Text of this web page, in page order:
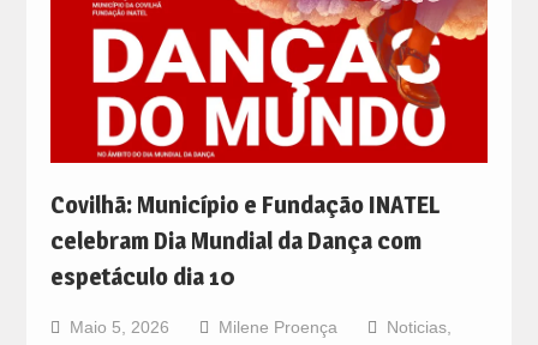
Covilhã: Município e Fundação INATEL
celebram Dia Mundial da Dança com
espetáculo dia 10
Maio 5, 2026 Milene Proença Noticias,